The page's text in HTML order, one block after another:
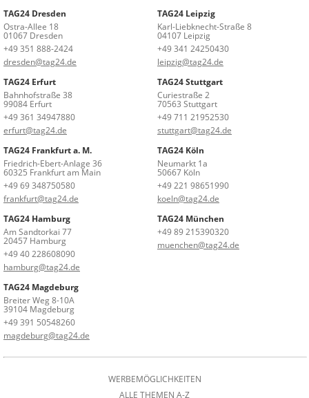
TAG24 Dresden
Ostra-Allee 18
01067 Dresden
+49 351 888-2424
dresden@tag24.de
TAG24 Leipzig
Karl-Liebknecht-Straße 8
04107 Leipzig
+49 341 24250430
leipzig@tag24.de
TAG24 Erfurt
Bahnhofstraße 38
99084 Erfurt
+49 361 34947880
erfurt@tag24.de
TAG24 Stuttgart
Curiestraße 2
70563 Stuttgart
+49 711 21952530
stuttgart@tag24.de
TAG24 Frankfurt a. M.
Friedrich-Ebert-Anlage 36
60325 Frankfurt am Main
+49 69 348750580
frankfurt@tag24.de
TAG24 Köln
Neumarkt 1a
50667 Köln
+49 221 98651990
koeln@tag24.de
TAG24 Hamburg
Am Sandtorkai 77
20457 Hamburg
+49 40 228608090
hamburg@tag24.de
TAG24 München
+49 89 215390320
muenchen@tag24.de
TAG24 Magdeburg
Breiter Weg 8-10A
39104 Magdeburg
+49 391 50548260
magdeburg@tag24.de
WERBEMÖGLICHKEITEN
ALLE THEMEN A-Z